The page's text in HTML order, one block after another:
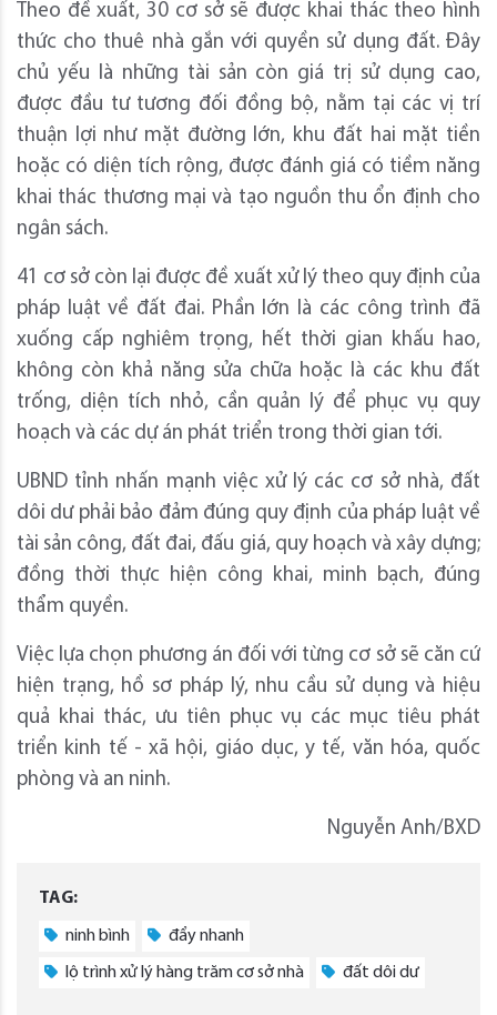
Theo đề xuất, 30 cơ sở sẽ được khai thác theo hình
thức cho thuê nhà gắn với quyền sử dụng đất. Đây
chủ yếu là những tài sản còn giá trị sử dụng cao,
được đầu tư tương đối đồng bộ, nằm tại các vị trí
thuận lợi như mặt đường lớn, khu đất hai mặt tiền
hoặc có diện tích rộng, được đánh giá có tiềm năng
khai thác thương mại và tạo nguồn thu ổn định cho
ngân sách.
41 cơ sở còn lại được đề xuất xử lý theo quy định của
pháp luật về đất đai. Phần lớn là các công trình đã
xuống cấp nghiêm trọng, hết thời gian khấu hao,
không còn khả năng sửa chữa hoặc là các khu đất
trống, diện tích nhỏ, cần quản lý để phục vụ quy
hoạch và các dự án phát triển trong thời gian tới.
UBND tỉnh nhấn mạnh việc xử lý các cơ sở nhà, đất
dôi dư phải bảo đảm đúng quy định của pháp luật về
tài sản công, đất đai, đấu giá, quy hoạch và xây dựng;
đồng thời thực hiện công khai, minh bạch, đúng
thẩm quyền.
Việc lựa chọn phương án đối với từng cơ sở sẽ căn cứ
hiện trạng, hồ sơ pháp lý, nhu cầu sử dụng và hiệu
quả khai thác, ưu tiên phục vụ các mục tiêu phát
triển kinh tế - xã hội, giáo dục, y tế, văn hóa, quốc
phòng và an ninh.
Nguyễn Anh/BXD
TAG:
ninh bình đẩy nhanh
lộ trình xử lý hàng trăm cơ sở nhà đất dôi dư